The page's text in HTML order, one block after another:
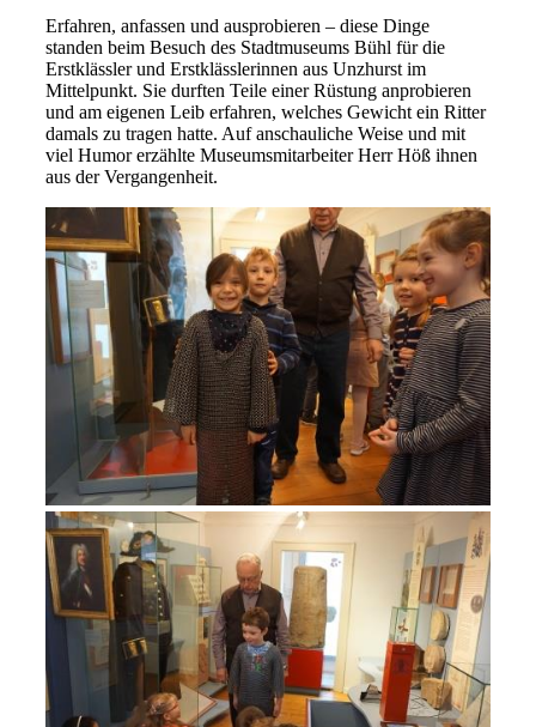
Erfahren, anfassen und ausprobieren – diese Dinge
standen beim Besuch des Stadtmuseums Bühl für die
Erstklässler und Erstklässlerinnen aus Unzhurst im
Mittelpunkt. Sie durften Teile einer Rüstung anprobieren
und am eigenen Leib erfahren, welches Gewicht ein Ritter
damals zu tragen hatte. Auf anschauliche Weise und mit
viel Humor erzählte Museumsmitarbeiter Herr Höß ihnen
aus der Vergangenheit.